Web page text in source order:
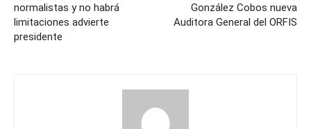
normalistas y no habrá
limitaciones advierte
presidente
González Cobos nueva
Auditora General del ORFIS